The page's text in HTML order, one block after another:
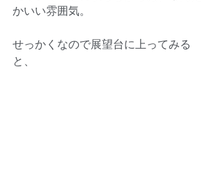
かいい雰囲気。
せっかくなので展望台に上ってみる
と、